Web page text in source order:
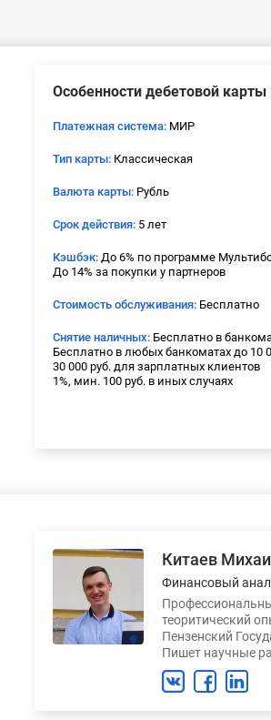
Особенности дебетовой карты
Платежная система: МИР
Тип карты: Классическая
Валюта карты: Рубль
Срок действия: 5 лет
Кэшбэк: До 6% по программе
До 14% за покупки у партнеров
Стоимость обслуживания: Бесплатно
Снятие наличных: Бесплатно в
Бесплатно в любых банкоматах до 10
30 000 руб. для зарплатных клиентов
1%, мин. 100 руб. в иных случаях
Китаев
Финансовый
теоритический
Пензенский
Пишет научные